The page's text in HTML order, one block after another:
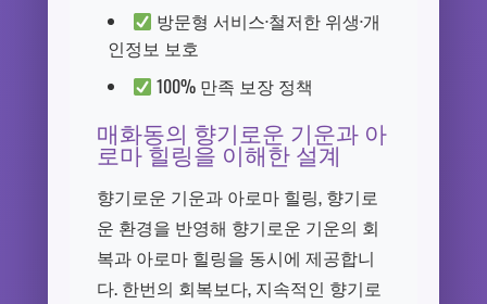
방문형 서비스·철저한 위생·개
인정보 보호
100% 만족 보장 정책
매화동의 향기로운 기운과 아
로마 힐링을 이해한 설계
향기로운 기운과 아로마 힐링, 향기로
운 환경을 반영해 향기로운 기운의 회
복과 아로마 힐링을 동시에 제공합니
다. 한번의 회복보다, 지속적인 향기로